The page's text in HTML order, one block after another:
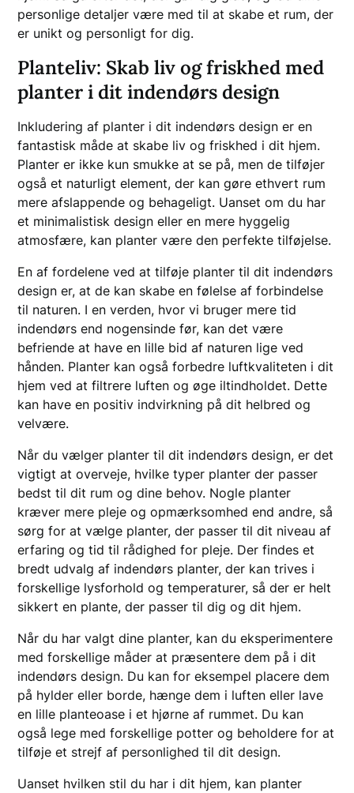
personlige detaljer være med til at skabe et rum, der
er unikt og personligt for dig.
Planteliv: Skab liv og friskhed med
planter i dit indendørs design
Inkludering af planter i dit indendørs design er en
fantastisk måde at skabe liv og friskhed i dit hjem.
Planter er ikke kun smukke at se på, men de tilføjer
også et naturligt element, der kan gøre ethvert rum
mere afslappende og behageligt. Uanset om du har
et minimalistisk design eller en mere hyggelig
atmosfære, kan planter være den perfekte tilføjelse.
En af fordelene ved at tilføje planter til dit indendørs
design er, at de kan skabe en følelse af forbindelse
til naturen. I en verden, hvor vi bruger mere tid
indendørs end nogensinde før, kan det være
befriende at have en lille bid af naturen lige ved
hånden. Planter kan også forbedre luftkvaliteten i dit
hjem ved at filtrere luften og øge iltindholdet. Dette
kan have en positiv indvirkning på dit helbred og
velvære.
Når du vælger planter til dit indendørs design, er det
vigtigt at overveje, hvilke typer planter der passer
bedst til dit rum og dine behov. Nogle planter
kræver mere pleje og opmærksomhed end andre, så
sørg for at vælge planter, der passer til dit niveau af
erfaring og tid til rådighed for pleje. Der findes et
bredt udvalg af indendørs planter, der kan trives i
forskellige lysforhold og temperaturer, så der er helt
sikkert en plante, der passer til dig og dit hjem.
Når du har valgt dine planter, kan du eksperimentere
med forskellige måder at præsentere dem på i dit
indendørs design. Du kan for eksempel placere dem
på hylder eller borde, hænge dem i luften eller lave
en lille planteoase i et hjørne af rummet. Du kan
også lege med forskellige potter og beholdere for at
tilføje et strejf af personlighed til dit design.
Uanset hvilken stil du har i dit hjem, kan planter